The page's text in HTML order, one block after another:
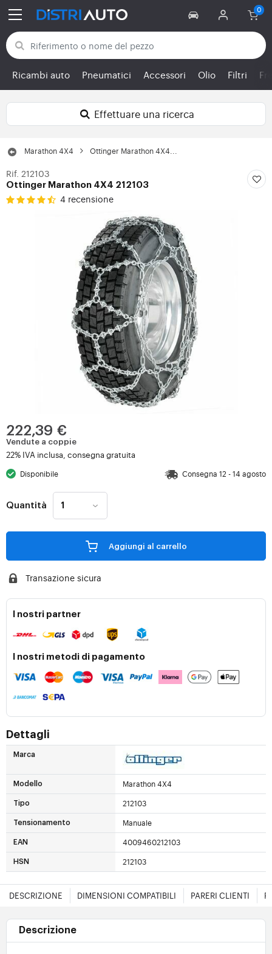
Torna alle categorie
Ricambi auto Pneumatici Accessori Olio Filtri
Effettuare una ricerca
Marathon 4X4 Ottinger Marathon 4X4...
Rif. 212103
Ottinger Marathon 4X4 212103
4 recensione
222,39 €
Vendute a coppie
22% IVA inclusa, consegna gratuita
Disponibile Consegna 12 - 14 agosto
Quantità
Aggiungi al carrello
Transazione sicura
I nostri partner
I nostri metodi di pagamento
Dettagli
Marca
Modello Marathon 4X4
Tipo 212103
Tensionamento Manuale
EAN 4009460212103
HSN 212103
DESCRIZIONE DIMENSIONI COMPATIBILI PARERI CLIENTI
Descrizione